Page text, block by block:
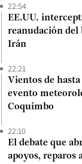
22:54
EE.UU.
reanudación del
Irán
22:21
Vientos de
evento
Coquimbo
22:10
El debate que
apoyos, reparos